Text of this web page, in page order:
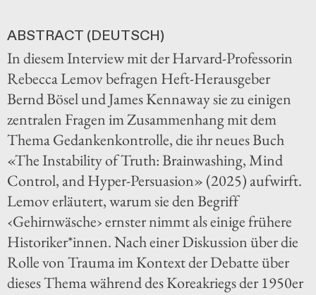
ABSTRACT (DEUTSCH)
In diesem Interview mit der Harvard-Professorin
Rebecca Lemov befragen Heft-Herausgeber
Bernd Bösel und James Kennaway sie zu einigen
zentralen Fragen im Zusammenhang mit dem
Thema Gedankenkontrolle, die ihr neues Buch
«The Instability of Truth: Brainwashing, Mind
Control, and Hyper-Persuasion» (2025) aufwirft.
Lemov erläutert, warum sie den Begriff
‹Gehirnwäsche› ernster nimmt als einige frühere
Historiker*innen. Nach einer Diskussion über die
Rolle von Trauma im Kontext der Debatte über
dieses Thema während des Koreakriegs der 1950er